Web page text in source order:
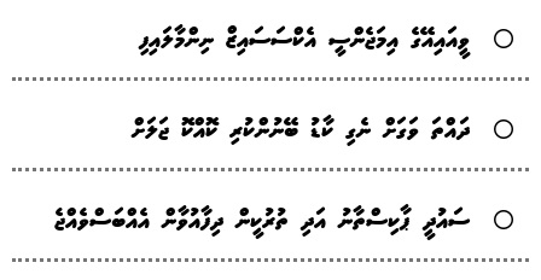
ވީއައިއޭގެ އިމަޖެންސީ އެކްސަސައިޒް ނިންމާލައިފި
ދައްތަ ވަގަށް ނެގި ކާޑު ބޭނުންކުރި ކޮއްކޮ ޖަލަށް
ސައުދީ ޕާކިސްތާނު އަދި ތުރުކީން ދިފާއުވާން އެއްބަސްވެއްޖެ